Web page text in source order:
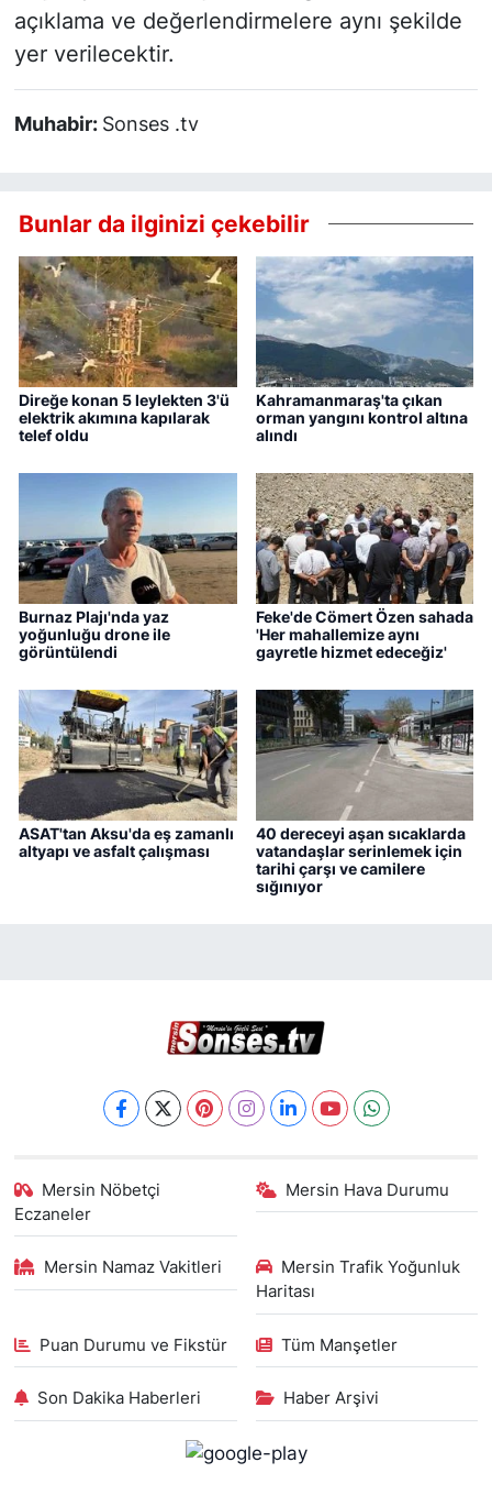
açıklama ve değerlendirmelere aynı şekilde
yer verilecektir.
Muhabir: Sonses .tv
Bunlar da ilginizi çekebilir
Direğe konan 5 leylekten 3'ü
elektrik akımına kapılarak
telef oldu
Kahramanmaraş'ta çıkan
orman yangını kontrol altına
alındı
Burnaz Plajı'nda yaz
yoğunluğu drone ile
görüntülendi
Feke'de Cömert Özen sahada
'Her mahallemize aynı
gayretle hizmet edeceğiz'
ASAT'tan Aksu'da eş zamanlı
altyapı ve asfalt çalışması
40 dereceyi aşan sıcaklarda
vatandaşlar serinlemek için
tarihi çarşı ve camilere
sığınıyor
Mersin Nöbetçi
Eczaneler
Mersin Hava Durumu
Mersin Namaz Vakitleri
Mersin Trafik Yoğunluk
Haritası
Puan Durumu ve Fikstür Tüm Manşetler
Son Dakika Haberleri Haber Arşivi